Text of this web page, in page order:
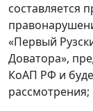
составляется
«Первый
Доватора»,
КоАП РФ и
рассмотрения;